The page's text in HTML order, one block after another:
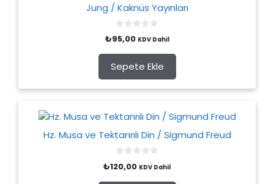
Jung / Kaknüs Yayınları
0
o
t
o
f
5
₺95,00 KDV Dahil
Sepete Ekle
Hz. Musa ve Tektanrılı Din / Sigmund Freud
0
o
₺120,00 KDV Dahil